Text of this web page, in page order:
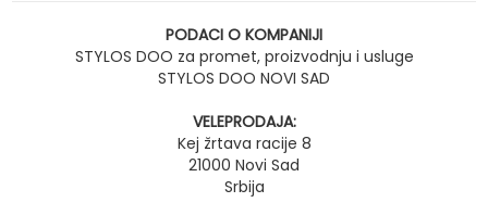
PODACI O KOMPANIJI
STYLOS DOO za promet, proizvodnju i usluge
STYLOS DOO NOVI SAD
VELEPRODAJA:
Kej žrtava racije 8
21000 Novi Sad
Srbija